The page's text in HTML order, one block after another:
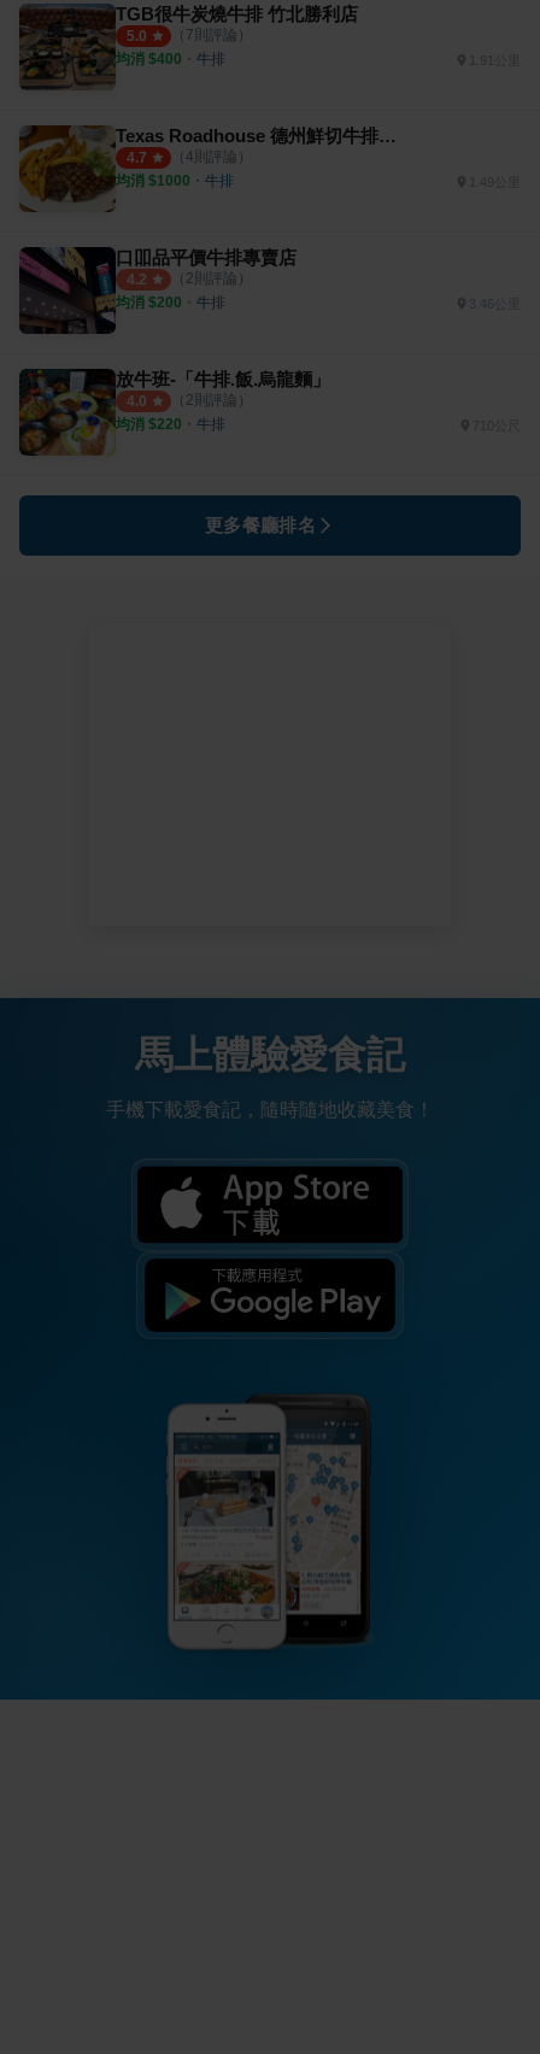
TGB很牛炭燒牛排 竹北勝利店
5.0 （ 7則評論）
均消 $400 ・ 牛排
Texas Roadhouse 德州鮮切牛排 竹北店
4.7 （ 4則評論）
均消 $1000 ・ 牛排 1.49公里
口吅品平價牛排專賣店
4.2 （ 2則評論）
均消 $200 ・ 牛排 3.46公里
放牛班-「牛排.飯.烏龍麵」
4.0 （ 2則評論）
均消 $220 ・ 牛排
更多餐廳排名
馬上體驗愛食記
手機下載愛食記，隨時隨地收藏美食！